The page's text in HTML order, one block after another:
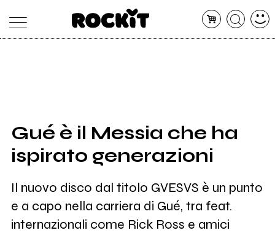
SHOP
RADIO
Gué è il Messia che ha
ispirato generazioni
Il nuovo disco dal titolo GVESVS è un punto
e a capo nella carriera di Gué, tra feat.
internazionali come Rick Ross e amici